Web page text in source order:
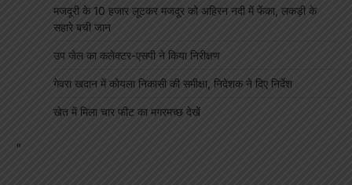
मजदूरी के 10 हजार लूटकर मजदूर को अहिरन नदी में फेंका, लकड़ी के
सहारे बची जान
उप जेल का कलेक्टर-एसपी ने किया निरीक्षण
गेवरा खदान में कोयला निकासी की समीक्षा, निदेशक ने दिए निर्देश
खेत में मिला चार फीट का मगरमच्छ देखें
"